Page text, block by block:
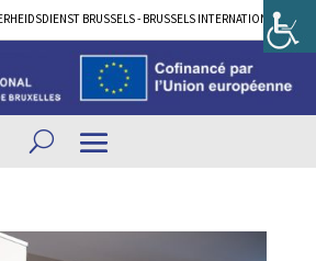
BRUSSELS - BRUSSELS INTERNATIONAL